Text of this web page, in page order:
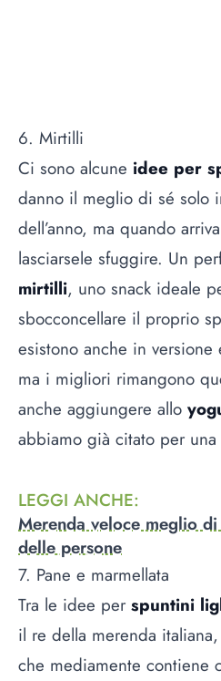
6. Mirtilli
Ci sono alcune idee per
danno il meglio di sé solo
dell’anno, ma quando
lasciarsele sfuggire. Un
mirtilli, uno snack ideale
sbocconcellare il proprio
esistono anche in versione
ma i migliori rimangono
anche aggiungere allo
abbiamo già citato per
LEGGI ANCHE:
Merenda veloce meglio
delle persone
7. Pane e marmellata
Tra le idee per spuntini
il re della merenda
che mediamente contiene